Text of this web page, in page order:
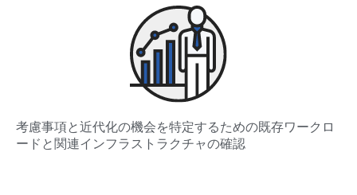
考慮事項と近代化の機会を特定するための既存ワークロ
ードと関連インフラストラクチャの確認